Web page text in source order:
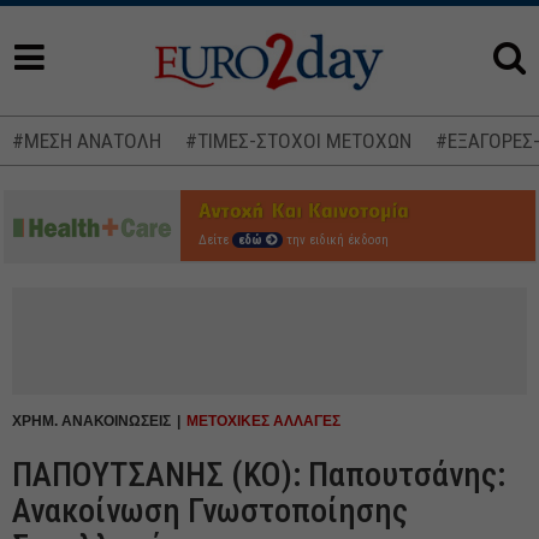
#ΜΕΣΗ ΑΝΑΤΟΛΗ #ΤΙΜΕΣ-ΣΤΟΧΟΙ ΜΕΤΟΧΩΝ
Δείτε εδώ την ειδική έκδοση
ΧΡΗΜ. ΑΝΑΚΟΙΝΩΣΕΙΣ ΜΕΤΟΧΙΚΕΣ ΑΛΛΑΓΕΣ
ΠΑΠΟΥΤΣΑΝΗΣ (ΚΟ): Παπουτσάνης:
Ανακοίνωση Γνωστοποίησης